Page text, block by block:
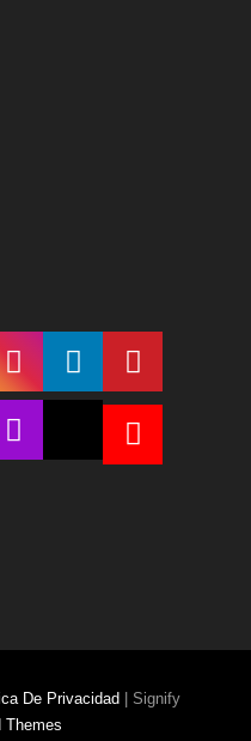
De Privacidad | Signify
Themes